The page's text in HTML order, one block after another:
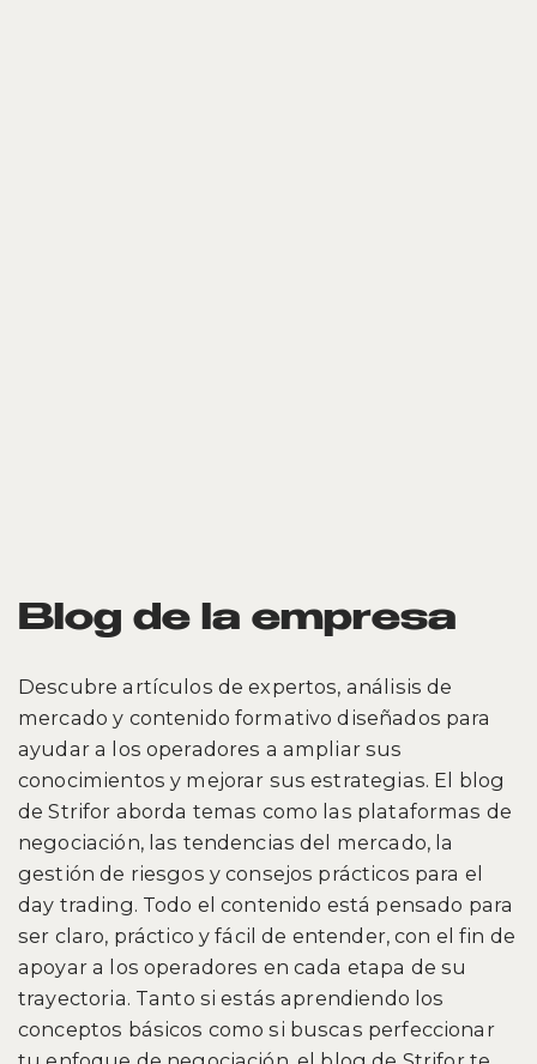
Blog de la empresa
Descubre artículos de expertos, análisis de
mercado y contenido formativo diseñados para
ayudar a los operadores a ampliar sus
conocimientos y mejorar sus estrategias. El blog
de Strifor aborda temas como las plataformas de
negociación, las tendencias del mercado, la
gestión de riesgos y consejos prácticos para el
day trading. Todo el contenido está pensado para
ser claro, práctico y fácil de entender, con el fin de
apoyar a los operadores en cada etapa de su
trayectoria. Tanto si estás aprendiendo los
conceptos básicos como si buscas perfeccionar